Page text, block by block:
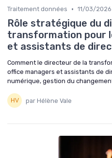
Traitement données • 11/03/2026
Rôle stratégique du
transformation pour
et assistants de
Comment le directeur de la
office managers et assistants de
numérique, gestion du
par Hélène Vale